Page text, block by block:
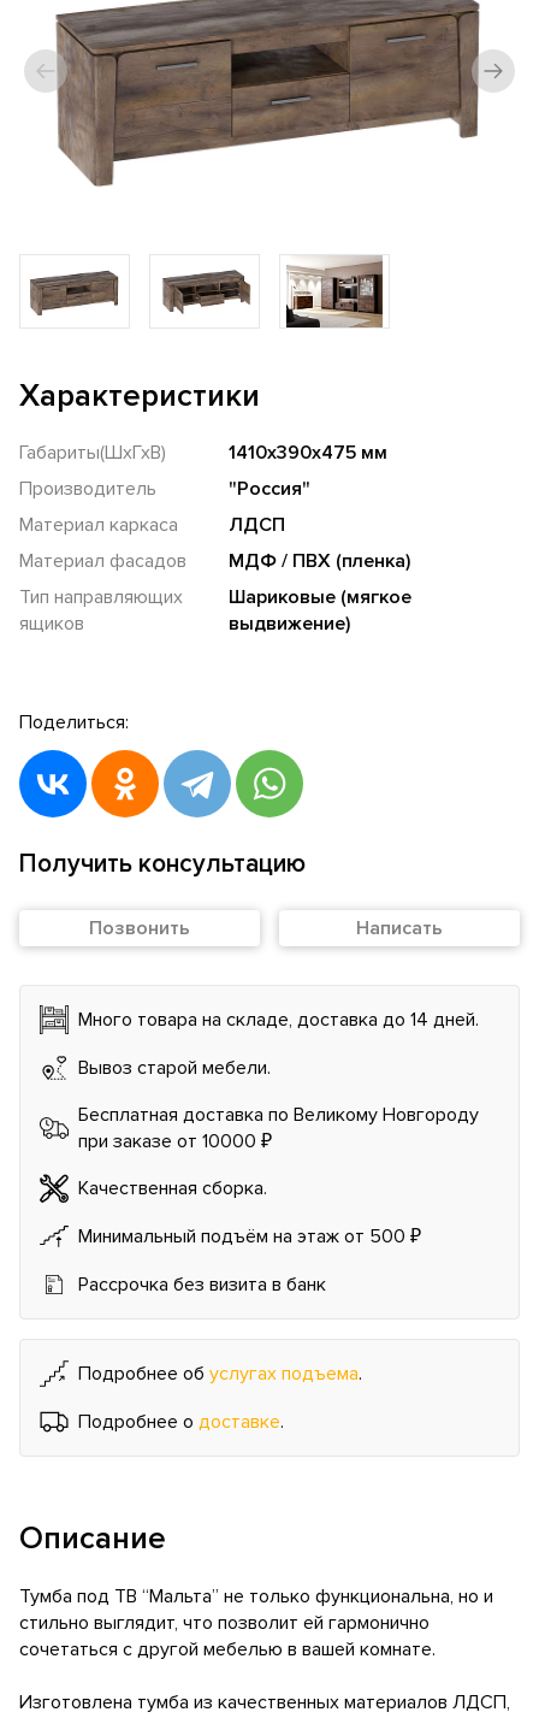
Характеристики
Габариты(ШхГхВ)
1410х390х475 мм
Производитель
"Россия"
Материал каркаса
ЛДСП
Материал фасадов
МДФ / ПВХ (пленка)
Тип направляющих
ящиков
Шариковые (мягкое
выдвижение)
Поделиться:
Получить консультацию
Позвонить Написать
Много товара на складе, доставка до 14 дней.
Вывоз старой мебели.
Бесплатная доставка по Великому Новгороду
при заказе от 10000 ₽
Качественная сборка.
Минимальный подъём на этаж от 500 ₽
Рассрочка без визита в банк
Подробнее об услугах подъема.
Подробнее о доставке.
Описание
Тумба под ТВ “Мальта” не только функциональна, но и
стильно выглядит, что позволит ей гармонично
сочетаться с другой мебелью в вашей комнате.
Изготовлена тумба из качественных материалов ЛДСП,